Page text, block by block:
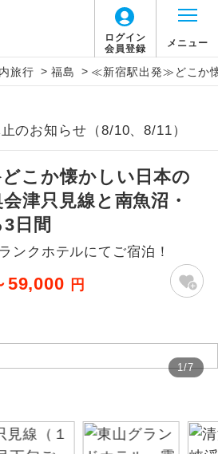
ログイン
会員登録
メニュー
旅行 > 福島 > ≪新宿駅出発≫どこか
のお知らせ（8/10、8/11）
こか懐かしい日本の
津只見線と南魚沼・
日間
ンクホテルにてご宿泊！
59,000 円
1/7
説明
路出発空港（駅）から復路到着空港
（駅）まで同行します。
地到着空港（駅）から最終日出発空港
駅）まで添乗員が同行します。
スガイドが乗務し、車内での観光案内
あります。
初登場のコースです。
泉地にも宿泊するコースです。